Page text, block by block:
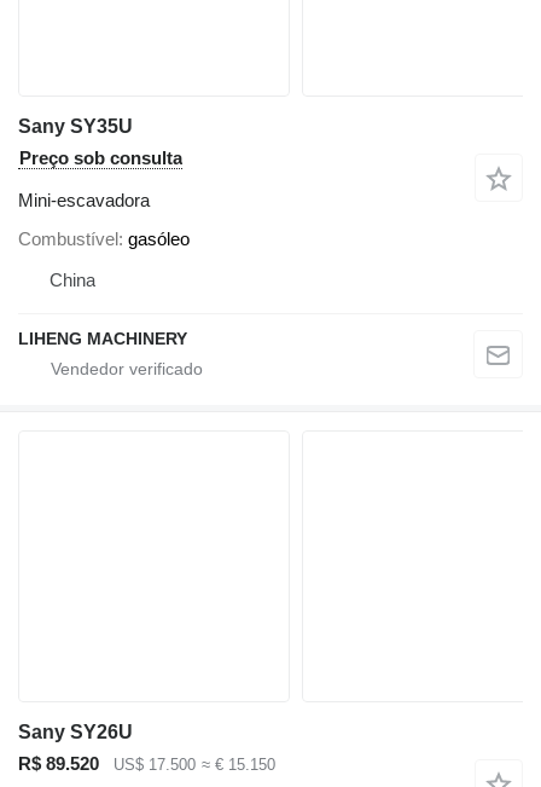
Sany SY35U
Preço sob consulta
Mini-escavadora
Combustível gasóleo
China
LIHENG MACHINERY
Sany SY26U
R$ 89.520
US$ 17.500 ≈ € 15.150